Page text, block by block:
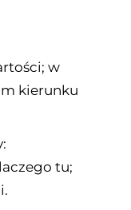
w
kierunku
tu;